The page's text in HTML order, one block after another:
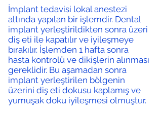
İmplant tedavisi lokal anestezi
altında yapılan bir işlemdir. Dental
implant yerleştirildikten sonra üzeri
diş eti ile kapatılır ve iyileşmeye
bırakılır. İşlemden 1 hafta sonra
hasta kontrolü ve dikişlerin alınması
gereklidir. Bu aşamadan sonra
implant yerleştirilen bölgenin
üzerini diş eti dokusu kaplamış ve
yumuşak doku iyileşmesi olmuştur.